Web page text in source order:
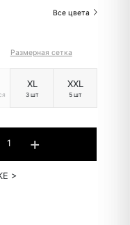
Все цвета
Размерная сетка
XL
3 шт
XXL
5 шт
>